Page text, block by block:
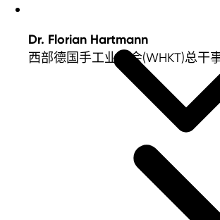
Dr. Florian Hartmann
西部德国手工业大会(WHKT)总干